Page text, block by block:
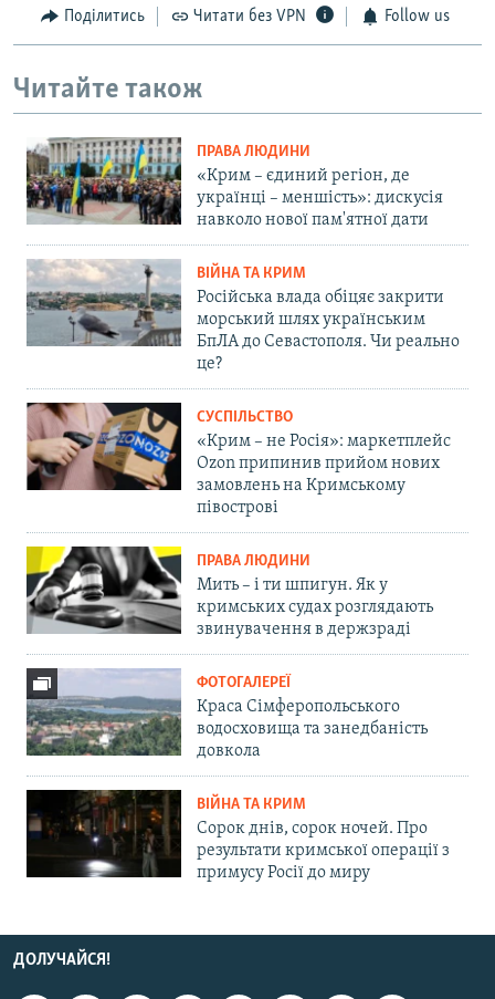
Поділитись Читати без VPN Follow us
Читайте також
ПРАВА ЛЮДИНИ
«Крим – єдиний регіон, де
українці – меншість»: дискусія
навколо нової пам'ятної дати
ВІЙНА ТА КРИМ
Російська влада обіцяє закрити
морський шлях українським
БпЛА до Севастополя. Чи реально
це?
СУСПІЛЬСТВО
«Крим – не Росія»: маркетплейс
Ozon припинив прийом нових
замовлень на Кримському
півострові
ПРАВА ЛЮДИНИ
Мить – і ти шпигун. Як у
кримських судах розглядають
звинувачення в держзраді
ФОТОГАЛЕРЕЇ
Краса Сімферопольського
водосховища та занедбаність
довкола
ВІЙНА ТА КРИМ
Сорок днів, сорок ночей. Про
результати кримської операції з
примусу Росії до миру
ДОЛУЧАЙСЯ!